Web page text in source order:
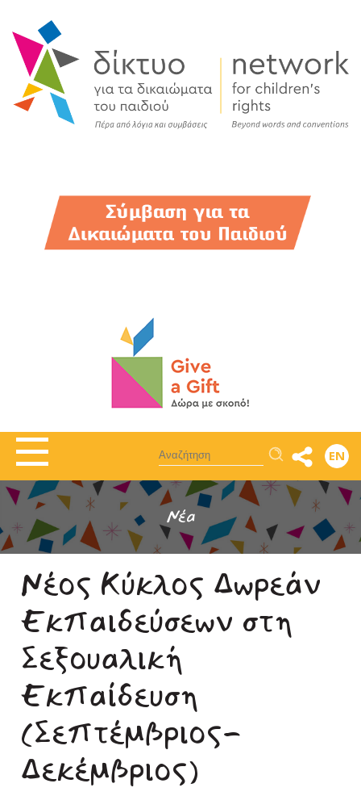
Αναζήτηση EN
Νέα
Νέος Κύκλος Δωρεάν
Εκπαιδεύσεων στη
Σεξουαλική
Εκπαίδευση
(Σεπτέμβριος-
Δεκέμβριος)